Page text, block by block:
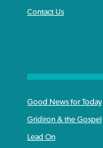
Contact Us
Good News for Today
Gridiron & the Gospel
Lead On